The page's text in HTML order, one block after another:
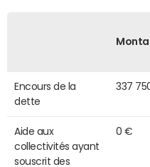
Encours de la
dette
337
Aide aux
collectivités ayant
souscrit des
0 €